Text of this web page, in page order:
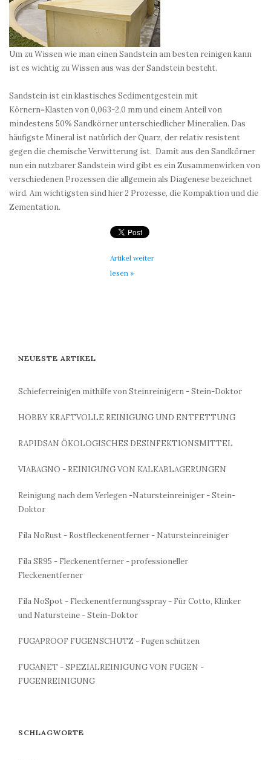
Um zu Wissen wie man einen Sandstein am besten reinigen kann
ist es wichtig zu Wissen aus was der Sandstein besteht.
Sandstein ist ein klastisches Sedimentgestein mit
Körnern=Klasten von 0,063-2,0 mm und einem Anteil von
mindestens 50% Sandkörner unterschiedlicher Mineralien. Das
häufigste Mineral ist natürlich der Quarz, der relativ resistent
gegen die chemische Verwitterung ist. Damit aus den Sandkörner
nun ein nutzbarer Sandstein wird gibt es ein Zusammenwirken von
verschiedenen Prozessen die allgemein als Diagenese bezeichnet
wird. Am wichtigsten sind hier 2 Prozesse, die Kompaktion und die
Zementation.
Artikel weiter
lesen »
NEUESTE ARTIKEL
Schieferreinigen mithilfe von Steinreinigern - Stein-Doktor
HOBBY KRAFTVOLLE REINIGUNG UND ENTFETTUNG
RAPIDSAN ÖKOLOGISCHES DESINFEKTIONSMITTEL
VIABAGNO - REINIGUNG VON KALKABLAGERUNGEN
Reinigung nach dem Verlegen -Natursteinreiniger - Stein-
Doktor
Fila NoRust - Rostfleckenentferner - Natursteinreiniger
Fila SR95 - Fleckenentferner - professioneller
Fleckenentferner
Fila NoSpot - Fleckenentfernungsspray - Für Cotto, Klinker
und Natursteine - Stein-Doktor
FUGAPROOF FUGENSCHUTZ - Fugen schützen
FUGANET - SPEZIALREINIGUNG VON FUGEN -
FUGENREINIGUNG
SCHLAGWORTE